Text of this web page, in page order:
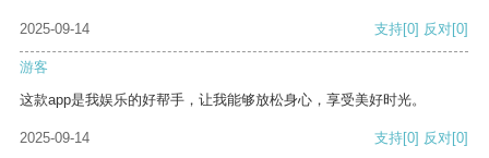
2025-09-14 支持[0] 反对[0]
游客
这款app是我娱乐的好帮手，让我能够放松身心，享受美好时光。
2025-09-14 支持[0] 反对[0]